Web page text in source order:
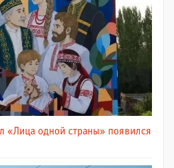
«Лица одной страны» появился